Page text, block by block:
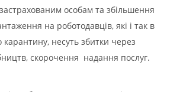
особам та збільшення
на роботодавців, які і так в
карантину, несуть збитки через
скорочення надання послуг.